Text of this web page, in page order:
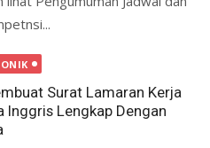
Surat Lamaran Kerja
Inggris Lengkap Dengan